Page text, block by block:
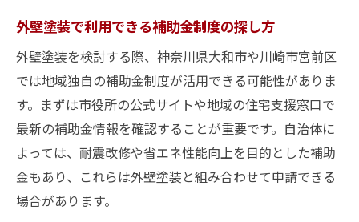
外壁塗装で利用できる補助金制度の探し方
外壁塗装を検討する際、神奈川県大和市や川崎市宮前区
では地域独自の補助金制度が活用できる可能性がありま
す。まずは市役所の公式サイトや地域の住宅支援窓口で
最新の補助金情報を確認することが重要です。自治体に
よっては、耐震改修や省エネ性能向上を目的とした補助
金もあり、これらは外壁塗装と組み合わせて申請できる
場合があります。